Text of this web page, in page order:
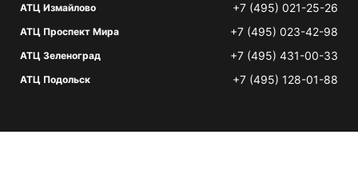
АТЦ Измайлово +7 (495) 021-25-26
АТЦ Проспект Мира +7 (495) 023-42-98
АТЦ Зеленоград +7 (495) 431-00-33
АТЦ Подольск +7 (495) 128-01-88